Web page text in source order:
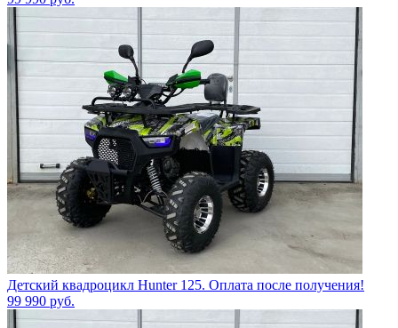
Детский квадроцикл Hunter 125. Оплата после получения!
99 990 руб.